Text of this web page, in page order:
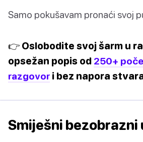
Samo pokušavam pronaći svoj
👉 Oslobodite svoj šarm u
opsežan popis od 250+
razgovor i bez napora
Smiješni bezobrazni